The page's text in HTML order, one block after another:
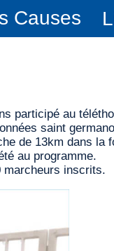
Causes
participé au
saint
de 13km dans la
au programme.
marcheurs inscrits.